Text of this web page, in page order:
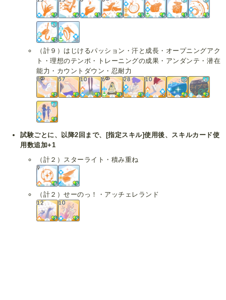
（計９）はじけるパッション・汗と成長・オープニングアク
ト・理想のテンポ・トレーニングの成果・アンダンテ・潜在
能力・カウントダウン・忍耐力
試験ごとに、以降2回まで、[指定スキル]使用後、スキルカード使
用数追加+1
（計２）スターライト・積み重ね
（計２）せーのっ！・アッチェレランド